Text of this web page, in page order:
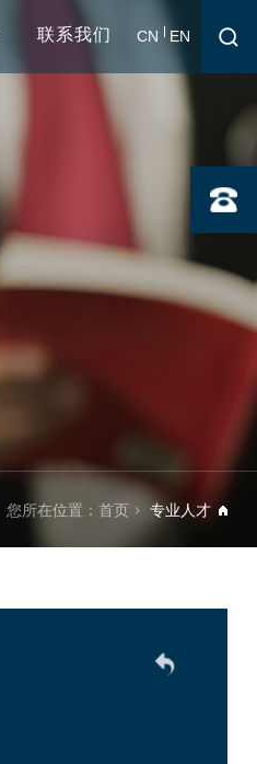
联系我们 CN EN
您所在位置：首页 专业人才